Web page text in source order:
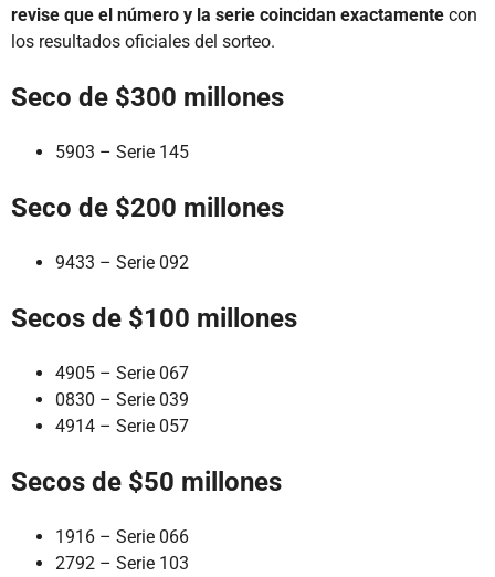
revise que el número y la serie coincidan exactamente con
los resultados oficiales del sorteo.
Seco de $300 millones
5903 – Serie 145
Seco de $200 millones
9433 – Serie 092
Secos de $100 millones
4905 – Serie 067
0830 – Serie 039
4914 – Serie 057
Secos de $50 millones
1916 – Serie 066
2792 – Serie 103